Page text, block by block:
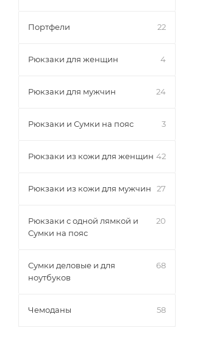
Портфели 22
Рюкзаки для женщин 4
Рюкзаки для мужчин 24
Рюкзаки и Сумки на пояс 3
Рюкзаки из кожи для женщин 42
Рюкзаки из кожи для мужчин 27
Рюкзаки с одной лямкой и
Сумки на пояс
20
Сумки деловые и для
ноутбуков
68
Чемоданы 58